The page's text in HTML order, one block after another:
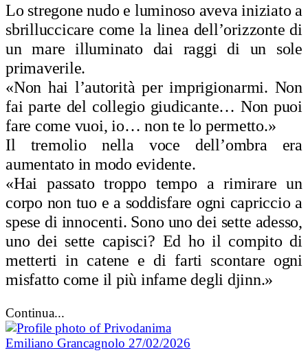
Lo stregone nudo e luminoso aveva iniziato a
sbrilluccicare come la linea dell’orizzonte di
un mare illuminato dai raggi di un sole
primaverile.
«Non hai l’autorità per imprigionarmi. Non
fai parte del collegio giudicante… Non puoi
fare come vuoi, io… non te lo permetto.»
Il tremolio nella voce dell’ombra era
aumentato in modo evidente.
«Hai passato troppo tempo a rimirare un
corpo non tuo e a soddisfare ogni capriccio a
spese di innocenti. Sono uno dei sette adesso,
uno dei sette capisci? Ed ho il compito di
metterti in catene e di farti scontare ogni
misfatto come il più infame degli djinn.»
Continua...
Emiliano Grancagnolo 27/02/2026